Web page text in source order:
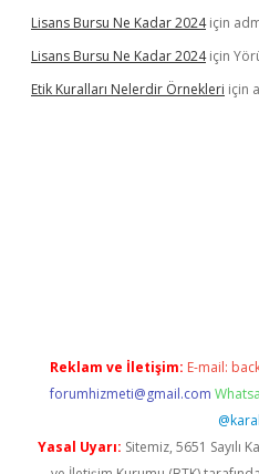
Lisans Bursu Ne Kadar 2024için
Lisans Bursu Ne Kadar 2024için
Etik Kuralları Nelerdir Örnekleri için
Reklam ve İletişim: E-mail:
forumhizmeti@gmail.com
Yasal Uyarı: Sitemiz, 5651 Sayılı